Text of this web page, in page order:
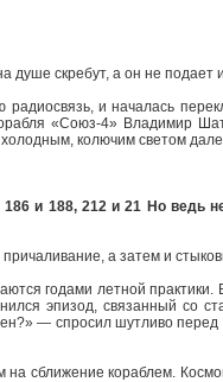
душе скребут, а он не
и началась
«Союз-4» Владимир
колючим светом
и 188, 212 и 21 Но ведь
а затем и
годами летной практики.
эпизод, связанный со
— спросил шутливо
сближение кораблем.